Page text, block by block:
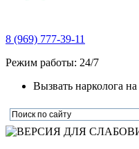
8 (969) 777-39-11
Режим работы: 24/7
Вызвать нарколога